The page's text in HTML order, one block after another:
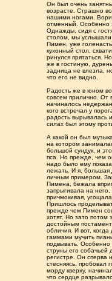
Он был очень
возрасте. Страшно
нашими ногами.
отменный. Особенно
Однажды, сидя с
столом, мы
Пимен, уже
кухонный стол,
ринулся прятаться.
же в гостиную,
задница не влезла,
что его не видно.
Радость же в юном
совсем прилично. От
начиналось
кого встречал у
радость вырывалась
силах был этому
А какой он был
на котором
большой сундук, и
пса. Но прежде, чем
надо было ему
лежать. И я, большая
личным примером.
Пимена, бежала
запрыгивала на
причмокивая,
Пришлось
прежде чем Пимен
хотят. Но зато потом
достойным
обличия. И вот,
гаммами мучить
подвывать. Особенно
струны его собачьей
регистре. Он сперва
стесняясь, пробовал
морду кверху,
что сердце